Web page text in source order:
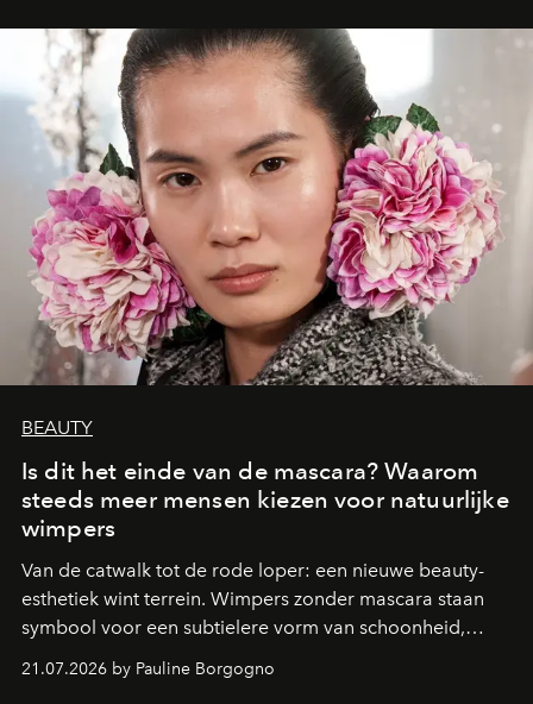
moment van verwondering.
BEAUTY
Is dit het einde van de mascara? Waarom
steeds meer mensen kiezen voor natuurlijke
wimpers
Van de catwalk tot de rode loper: een nieuwe beauty-
esthetiek wint terrein. Wimpers zonder mascara staan
symbool voor een subtielere vorm van schoonheid,
waarin zelfvertrouwen belangrijker is dan een overvloed
aan make-up.
21.07.2026 by Pauline Borgogno